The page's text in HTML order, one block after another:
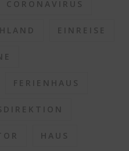
CORONAVIRUS
EINREISE
FERIENHAUS
HAUS